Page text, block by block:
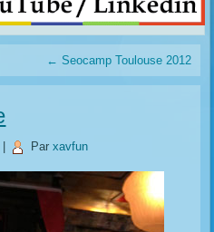
← Seocamp Toulouse 2012
Par xavfun